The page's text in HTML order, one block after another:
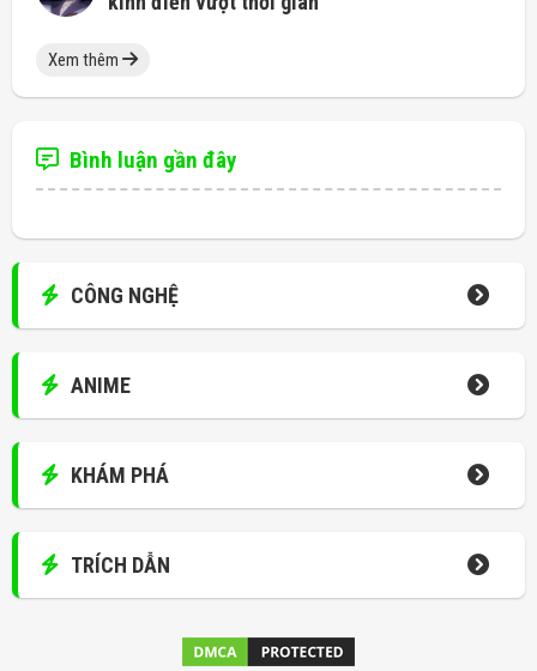
Xem thêm
Bình luận gần đây
CÔNG NGHỆ
ANIME
KHÁM PHÁ
TRÍCH DẪN